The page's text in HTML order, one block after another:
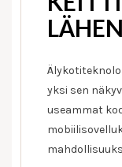
yksi sen
useammat